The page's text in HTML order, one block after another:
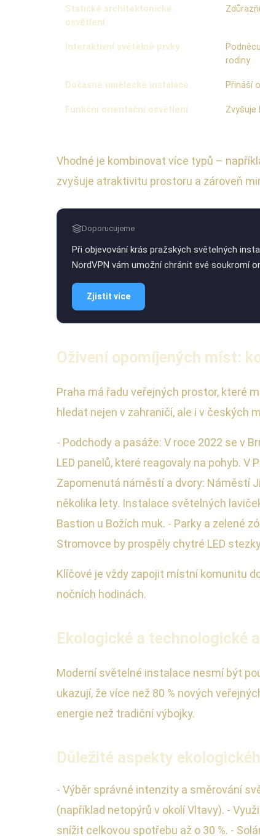
Statické architektonické
osvětlení
Interaktivní světelné prvky
rodiny
Dočasné umělecké instalace Přináší
Funkční orientační osvětlení Zvyšuje
Vhodné je kombinovat více typů –
zvyšuje atraktivitu prostoru a zároveň
Doporucujeme
Při objevování krás pražských světelných
NordVPN vám umožní chránit své soukromí
Zjistit více
Oživení opomíjených míst:
Praha má řadu veřejných prostor, které
hledat nejen v zahraničí, ale i v českých
- Podchody a pasáže: V roce 2022 se v
LED panelů, které reagovaly na pohyb.
Zapomenutá náměstí a dvory: Náměstí
několika lety. Instalace světelných
Bastion u Božích muk. - Parky a zelené
Stromovce by prospěly chytré LED
Klíčové je vždy zapojit místní komunitu
nočních hodinách.
Ekologické a technologické
Moderní světelné instalace nesmí být
ukazují, že více než 80 % nových
energie než tradiční výbojky.
Důležité aspekty
- Výběr správné intenzity a směrování
(například netopýrů v okolí Vltavy). -
snížit celkovou spotřebu až o 30 %. -